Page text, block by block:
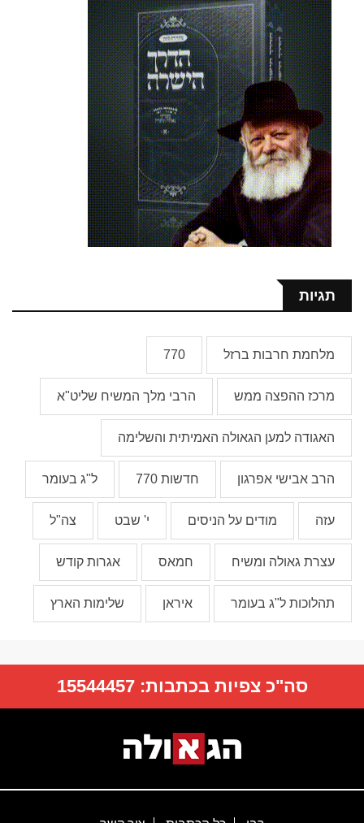
תגיות
מלחמת חרבות ברזל 770
מרכז ההפצה ממש הרבי מלך המשיח שליט"א
האגודה למען הגאולה האמיתית והשלימה
הרב אבישי אפרגון חדשות 770 ל"ג בעומר
עזה מודים על הניסים י' שבט צה"ל
עצרת גאולה ומשיח חמאס אגרות קודש
תהלוכות ל"ג בעומר איראן שלימות הארץ
סה"כ צפיות בכתבות:15544457